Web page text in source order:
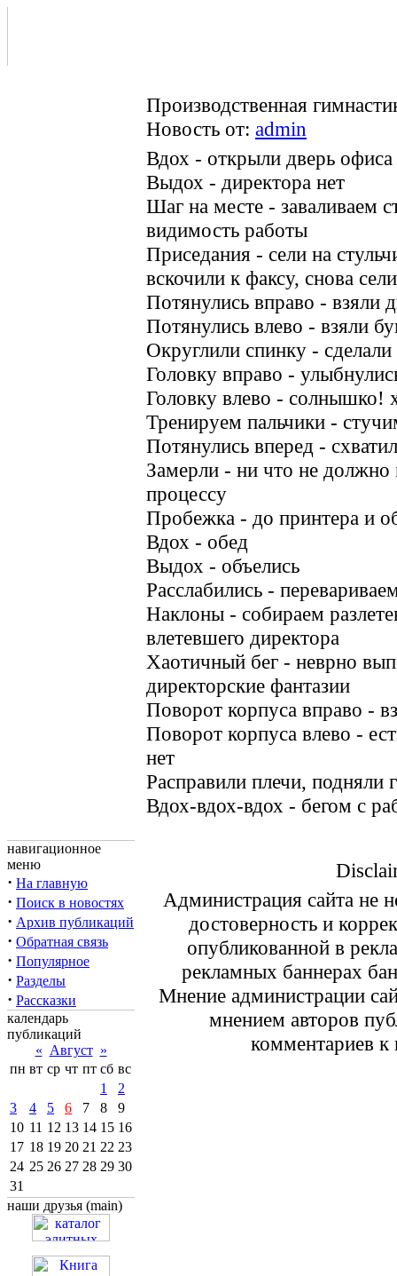
навигационное
меню
· На главную
· Поиск в новостях
· Архив публикаций
· Обратная связь
· Популярное
· Разделы
· Рассказки
календарь
публикаций
« Август »
пн вт ср чт пт сб вс
1
2
3
4 5 6 7 8
9
10 11 12 13 14 15 16
17 18 19 20 21 22 23
24 25 26 27 28 29 30
31
наши друзья (main)
Производственная
Новость от: admin
Вдох - открыли дверь офиса
Выдох - директора нет
Шаг на месте - заваливаем
видимость работы
Приседания - сели на
вскочили к факсу, снова
Потянулись вправо - взяли
Потянулись влево - взяли
Округлили спинку - сделали
Головку вправо -
Головку влево - солнышко!
Тренируем пальчики -
Потянулись вперед -
Замерли - ни что не
процессу
Пробежка - до принтера и
Вдох - обед
Выдох - объелись
Расслабились -
Наклоны - собираем
влетевшего директора
Хаотичный бег - неврно
директорские фантазии
Поворот корпуса вправо -
Поворот корпуса влево -
нет
Расправили плечи, подняли
Вдох-вдох-вдох - бегом с
Администрация сайта не
достоверность и
опубликованной в
рекламных баннерах
Мнение администрации
мнением авторов
комментариев к